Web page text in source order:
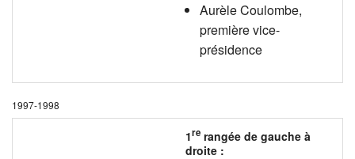
Aurèle Coulombe,
première vice-
présidence
1997-1998
1re rangée de gauche à
droite :